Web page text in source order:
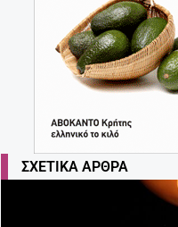
ΣΧΕΤΙΚΆ ΆΡΘΡΑ